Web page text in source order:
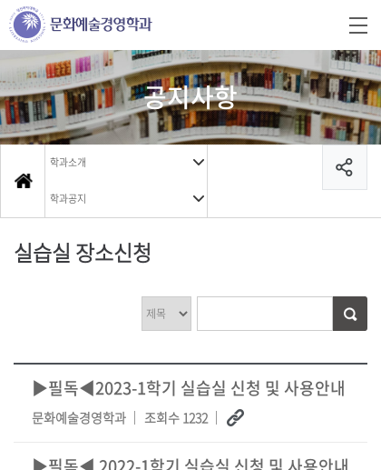
공지사항
학과소개
학과공지
실습실 장소신청
▶필독◀2023-1학기 실습실 신청 및 사용안내
문화예술경영학과 조회수 1232